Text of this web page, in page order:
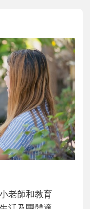
│讀懂父親的
人總是在一次
著孩子一起長
，到獨立自
力養成。爸爸
子每個重要的